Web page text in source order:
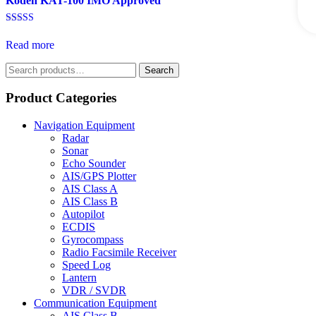
5.00
out of 5
Read more
Search
for:
Search
Product Categories
Navigation Equipment
Radar
Sonar
Echo Sounder
AIS/GPS Plotter
AIS Class A
AIS Class B
Autopilot
ECDIS
Gyrocompass
Radio Facsimile Receiver
Speed Log
Lantern
VDR / SVDR
Communication Equipment